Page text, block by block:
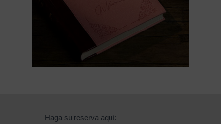
Reserva
Haga su reserva aquí: